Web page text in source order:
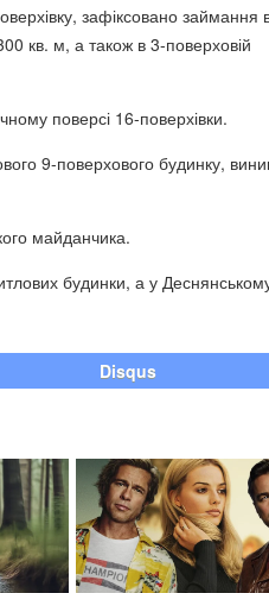
зафіксовано займання
кв. м, а також в 3-поверховій
поверсі 16-поверхівки.
9-поверхового будинку,
майданчика.
будинки, а у
Disqus